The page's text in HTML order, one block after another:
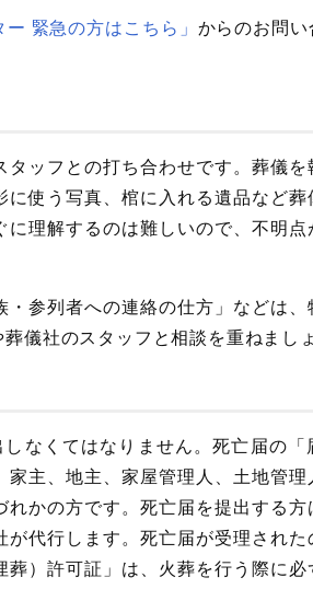
緊急の方はこちら」 からのお問
ッフとの打ち合わせです。葬儀
使う写真、棺に入れる遺品など葬
理解するのは難しいので、不明
・参列者への連絡の仕方」などは
儀社のスタッフと相談を重ねましょ
なくてはなりません。死亡届の「
主、地主、家屋管理人、土地管理
かの方です。死亡届を提出する方
代行します。死亡届が受理され
）許可証」は、火葬を行う際に必